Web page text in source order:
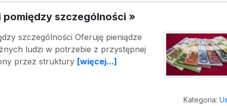
szczególności »
szczególności Oferuję pieniądze
ludzi w potrzebie z przystępnej
przez struktury [więcej...]
Kategoria: